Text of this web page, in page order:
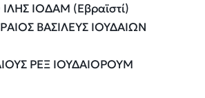
ΙΟΔΑΜ (Εβραϊστί)
ΒΑΣΙΛΕΥΣ ΙΟΥΔΑΙΩΝ
ΡΕΞ ΙΟΥΔΑΙΟΡΟΥΜ